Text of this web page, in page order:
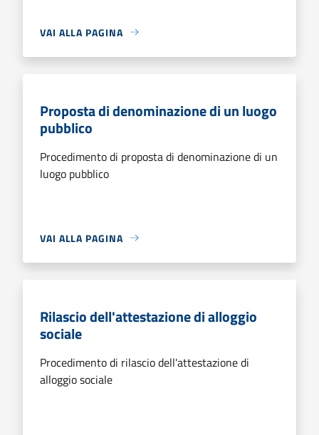
VAI ALLA PAGINA
Proposta di denominazione di un luogo
pubblico
Procedimento di proposta di denominazione di un
luogo pubblico
VAI ALLA PAGINA
Rilascio dell'attestazione di alloggio
sociale
Procedimento di rilascio dell'attestazione di
alloggio sociale